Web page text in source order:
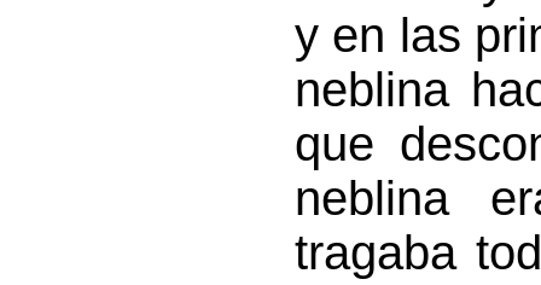
y en las
neblina
que
neblina
tragaba